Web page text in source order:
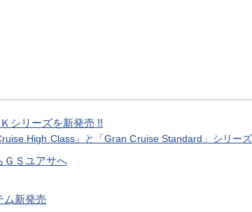
シリーズを新発売 !!
High Class」と「Gran Cruise Standard」シリー
ＧＳユアサへ
ム新発売